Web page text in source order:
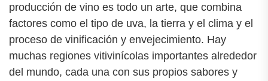
producción de vino es todo un arte, que combina
factores como el tipo de uva, la tierra y el clima y el
proceso de vinificación y envejecimiento. Hay
muchas regiones vitivinícolas importantes alrededor
del mundo, cada una con sus propios sabores y